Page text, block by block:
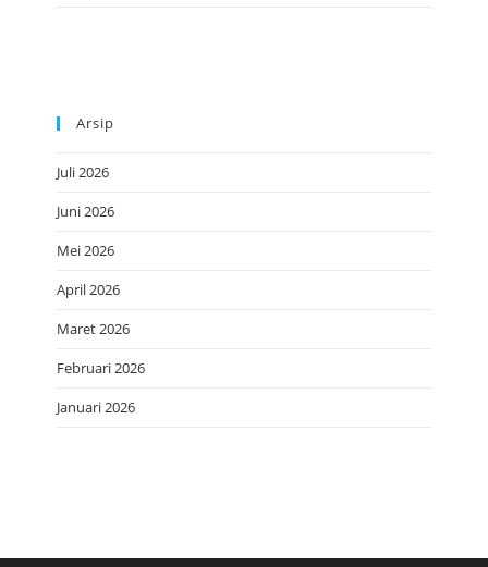
Arsip
Juli 2026
Juni 2026
Mei 2026
April 2026
Maret 2026
Februari 2026
Januari 2026